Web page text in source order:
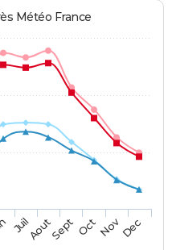
Météo France
JuilAoutSept OctNovDec